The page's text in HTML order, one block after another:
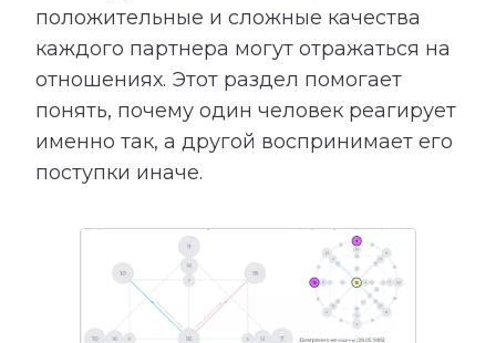
положительные и сложные качества
каждого партнера могут отражаться на
отношениях. Этот раздел помогает
понять, почему один человек реагирует
именно так, а другой воспринимает его
поступки иначе.